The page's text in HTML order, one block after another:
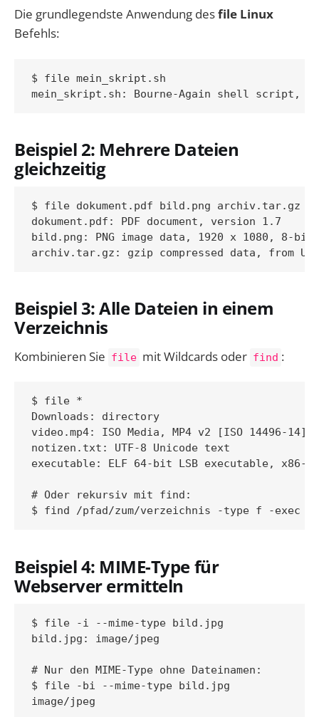
Die grundlegendste Anwendung desfile Linux
Befehls:
$ file mein_skript.sh
Beispiel 2: Mehrere Dateien
gleichzeitig
$ file dokument.pdf bild.png archiv.tar.gz
dokument.pdf: PDF document, version 1.7
bild.png: PNG image data, 1920 x 1080, 8-
Beispiel 3: Alle Dateien in einem
Verzeichnis
Kombinieren Sie file mit Wildcards oder find :
$ file *
Downloads: directory
video.mp4: ISO Media, MP4 v2 [ISO 14496-14]
notizen.txt: UTF-8 Unicode text
executable: ELF 64-bit LSB executable, x86-64
# Oder rekursiv mit find:
Beispiel 4: MIME-Type für
Webserver ermitteln
$ file -i --mime-type bild.jpg
bild.jpg: image/jpeg
# Nur den MIME-Type ohne Dateinamen:
$ file -bi --mime-type bild.jpg